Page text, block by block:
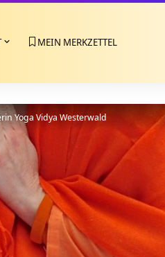
MEIN MERKZETTEL
Yoga Vidya Westerwald